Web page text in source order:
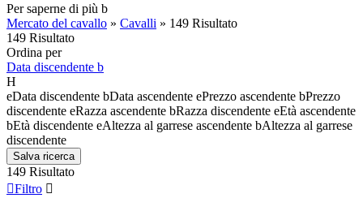
Per saperne di più b
Mercato del cavallo » Cavalli » 149 Risultato
149 Risultato
Ordina per
Data discendente b
H
eData discendente bData ascendente ePrezzo ascendente bPrezzo
discendente eRazza ascendente bRazza discendente eEtà ascendente
bEtà discendente eAltezza al garrese ascendente bAltezza al garrese
discendente
Salva ricerca
149 Risultato
Filtro 